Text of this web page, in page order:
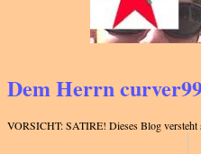
Dem Herrn
VORSICHT: SATIRE! Dieses Blog versteht